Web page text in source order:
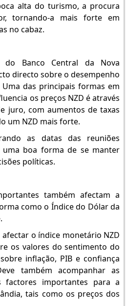
alta do turismo, a procura
tornando-a mais forte em
no cabaz.
do Banco Central da Nova
directo sobre o desempenho
das principais formas em
os preços NZD é através
juro, com aumentos de taxas
um NZD mais forte.
as datas das reuniões
boa forma de se manter
políticas.
também afectam a
como o Índice do Dólar da
o índice monetário NZD
os valores do sentimento do
inflação, PIB e confiança
também acompanhar as
factores importantes para a
tais como os preços dos